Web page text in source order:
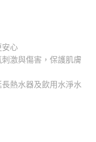
心
激與傷害，保護肌膚
熱水器及飲用水淨水